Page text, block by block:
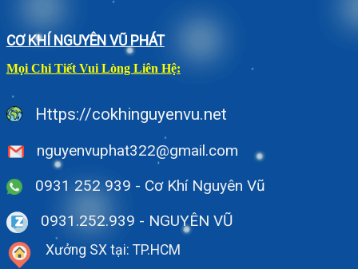
CƠ KHÍ NGUYÊN VŨ PHÁT
Mọi Chi Tiết Vui Lòng Liên Hệ:
Https://cokhinguyenvu.net
nguyenvuphat322@gmail.com
0931 252 939 - Cơ Khí Nguyên Vũ
0931.252.939 - NGUYÊN VŨ
Xưởng SX tại: TP.HCM